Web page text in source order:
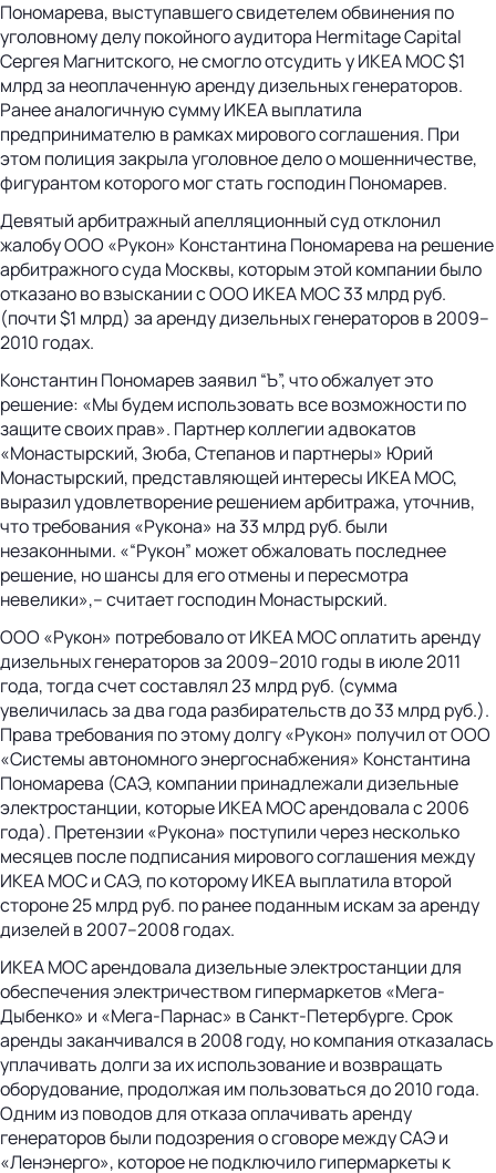
Пономарева, выступавшего свидетелем обвинения по
уголовному делу покойного аудитора Hermitage Capital
Сергея Магнитского, не смогло отсудить у ИКЕА МОС $1
млрд за неоплаченную аренду дизельных генераторов.
Ранее аналогичную сумму ИКЕА выплатила
предпринимателю в рамках мирового соглашения. При
этом полиция закрыла уголовное дело о мошенничестве,
фигурантом которого мог стать господин Пономарев.
Девятый арбитражный апелляционный суд отклонил
жалобу ООО «Рукон» Константина Пономарева на решение
арбитражного суда Москвы, которым этой компании было
отказано во взыскании с ООО ИКЕА МОС 33 млрд руб.
(почти $1 млрд) за аренду дизельных генераторов в 2009–
2010 годах.
Константин Пономарев заявил “Ъ”, что обжалует это
решение: «Мы будем использовать все возможности по
защите своих прав». Партнер коллегии адвокатов
«Монастырский, Зюба, Степанов и партнеры» Юрий
Монастырский, представляющей интересы ИКЕА МОС,
выразил удовлетворение решением арбитража, уточнив,
что требования «Рукона» на 33 млрд руб. были
незаконными. «“Рукон” может обжаловать последнее
решение, но шансы для его отмены и пересмотра
невелики»,– считает господин Монастырский.
ООО «Рукон» потребовало от ИКЕА МОС оплатить аренду
дизельных генераторов за 2009–2010 годы в июле 2011
года, тогда счет составлял 23 млрд руб. (сумма
увеличилась за два года разбирательств до 33 млрд руб.).
Права требования по этому долгу «Рукон» получил от ООО
«Системы автономного энергоснабжения» Константина
Пономарева (САЭ, компании принадлежали дизельные
электростанции, которые ИКЕА МОС арендовала с 2006
года). Претензии «Рукона» поступили через несколько
месяцев после подписания мирового соглашения между
ИКЕА МОС и САЭ, по которому ИКЕА выплатила второй
стороне 25 млрд руб. по ранее поданным искам за аренду
дизелей в 2007–2008 годах.
ИКЕА МОС арендовала дизельные электростанции для
обеспечения электричеством гипермаркетов «Мега-
Дыбенко» и «Мега-Парнас» в Санкт-Петербурге. Срок
аренды заканчивался в 2008 году, но компания отказалась
уплачивать долги за их использование и возвращать
оборудование, продолжая им пользоваться до 2010 года.
Одним из поводов для отказа оплачивать аренду
генераторов были подозрения о сговоре между САЭ и
«Ленэнерго», которое не подключило гипермаркеты к